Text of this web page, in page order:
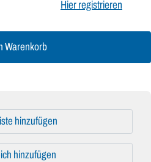
Hier registrieren
Warenkorb
hinzufügen
hinzufügen